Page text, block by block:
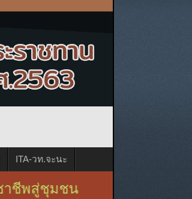
ITA-วท.จะนะ